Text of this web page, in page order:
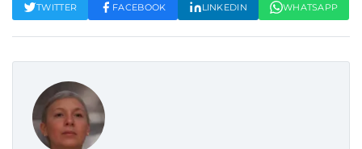
TWITTER FACEBOOK LINKEDIN WHATSAPP